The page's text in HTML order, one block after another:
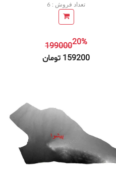
تعداد فروش : 6
19900020%
159200 تومان